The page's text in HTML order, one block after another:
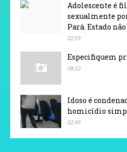
Adolescente é
sexualmente
Pará. Estado
02:59
Especifiquem
08:12
Idoso é
homicídio
02:49